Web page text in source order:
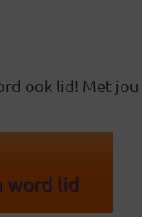
ook lid! Met
word lid